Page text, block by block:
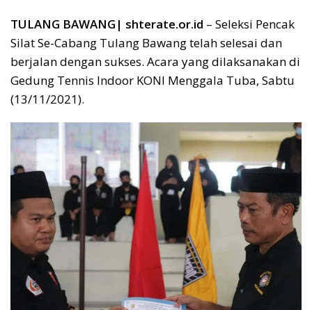
TULANG BAWANG| shterate.or.id – Seleksi Pencak
Silat Se-Cabang Tulang Bawang telah selesai dan
berjalan dengan sukses. Acara yang dilaksanakan di
Gedung Tennis Indoor KONI Menggala Tuba, Sabtu
(13/11/2021).